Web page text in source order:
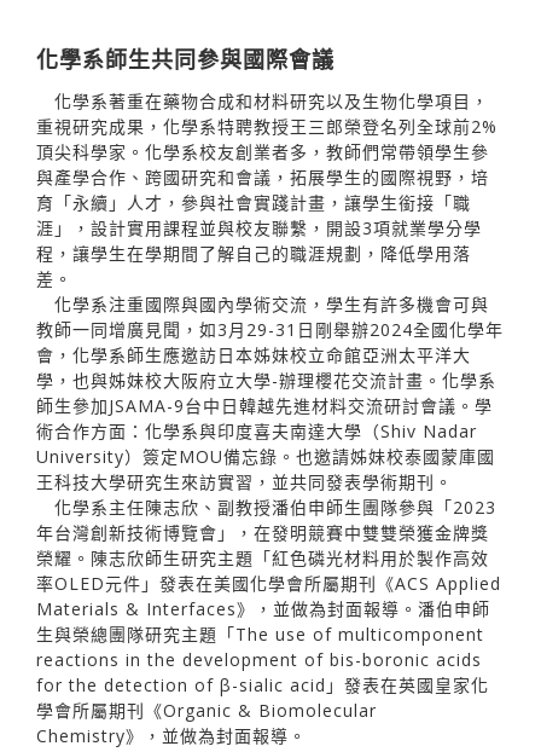
化學系師生共同參與國際會議
化學系著重在藥物合成和材料研究以及生物化學項目，
重視研究成果，化學系特聘教授王三郎榮登名列全球前2%
頂尖科學家。化學系校友創業者多，教師們常帶領學生參
與產學合作、跨國研究和會議，拓展學生的國際視野，培
育「永續」人才，參與社會實踐計畫，讓學生銜接「職
涯」，設計實用課程並與校友聯繫，開設3項就業學分學
程，讓學生在學期間了解自己的職涯規劃，降低學用落
差。
化學系注重國際與國內學術交流，學生有許多機會可與
教師一同增廣見聞，如3月29-31日剛舉辦2024全國化學年
會，化學系師生應邀訪日本姊妹校立命館亞洲太平洋大
學，也與姊妹校大阪府立大學-辦理櫻花交流計畫。化學系
師生參加JSAMA-9台中日韓越先進材料交流研討會議。學
術合作方面：化學系與印度喜夫南達大學（Shiv Nadar
University）簽定MOU備忘錄。也邀請姊妹校泰國蒙庫國
王科技大學研究生來訪實習，並共同發表學術期刊。
化學系主任陳志欣、副教授潘伯申師生團隊參與「2023
年台灣創新技術博覽會」，在發明競賽中雙雙榮獲金牌獎
榮耀。陳志欣師生研究主題「紅色磷光材料用於製作高效
率OLED元件」發表在美國化學會所屬期刊《ACS Applied
Materials & Interfaces》，並做為封面報導。潘伯申師
生與榮總團隊研究主題「The use of multicomponent
reactions in the development of bis-boronic acids
for the detection of β-sialic acid」發表在英國皇家化
學會所屬期刊《Organic & Biomolecular
Chemistry》，並做為封面報導。